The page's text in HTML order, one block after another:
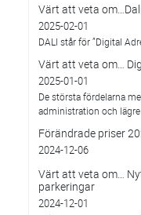
Värt att veta
2025-02-01
DALI står för ”Digital
Värt att veta om…
2025-01-01
De största fördelarna
administration och
Förändrade priser
2024-12-06
Värt att veta om…
parkeringar
2024-12-01